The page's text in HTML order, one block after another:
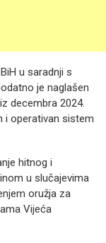
u saradnji s
je naglašen
decembra 2024.
i operativan sistem
hitnog i
u slučajevima
oružja za
Vijeća